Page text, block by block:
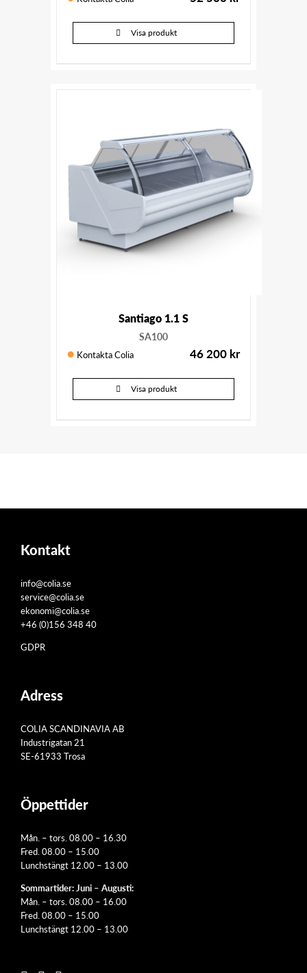
Visa produkt
Santiago 1.1 S
SA100
Kontakta Colia 46 200 kr
Visa produkt
Kontakt
info@colia.se
service@colia.se
ekonomi@colia.se
+46 (0)156 348 40
GDPR
Adress
COLIA SCANDINAVIA AB
Industrigatan 21
SE-61933 Trosa
Öppettider
Mån. – tors. 08.00 – 16.30
Fred. 08.00 – 15.00
Lunchstängt 12.00 – 13.00
Sommartider: Juni – Augusti:
Mån. – tors. 08.00 – 16.00
Fred. 08.00 – 15.00
Lunchstängt 12.00 – 13.00